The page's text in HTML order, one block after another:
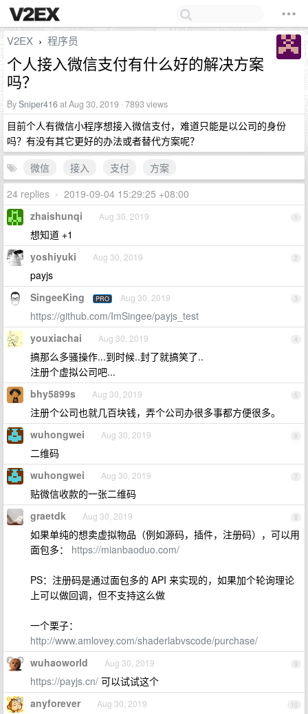
V2EX › 程序员
个人接入微信支付有什么好的解决方案
吗？
BySniper416at Aug 30, 2019 · 7893 views
目前个人有微信小程序想接入微信支付，难道只能是以公司的身份
吗？有没有其它更好的办法或者替代方案呢？
微信
接入 支付
方案
24 replies • 2019-09-04 15:29:25 +08:00
1
zhaishunqi Aug 30, 2019
想知道 +1
2
yoshiyuki Aug 30, 2019
payjs
3
SingeeKing PRO Aug 30, 2019
https://github.com/ImSingee/payjs_test
4
youxiachai Aug 30, 2019
搞那么多骚操作...到时候..封了就搞笑了..
注册个虚拟公司吧...
5
bhy5899s Aug 30, 2019
注册个公司也就几百块钱，弄个公司办很多事都方便很多。
6
wuhongwei Aug 30, 2019
二维码
7
wuhongwei Aug 30, 2019
贴微信收款的一张二维码
8
graetdk Aug 30, 2019
如果单纯的想卖虚拟物品（例如源码，插件，注册码），可以用
面包多： https://mianbaoduo.com/
PS：注册码是通过面包多的 API 来实现的，如果加个轮询理论
上可以做回调，但不支持这么做
一个栗子：
http://www.amlovey.com/shaderlabvscode/purchase/
9
wuhaoworld Aug 30, 2019
https://payjs.cn/ 可以试试这个
10
anyforever Aug 30, 2019